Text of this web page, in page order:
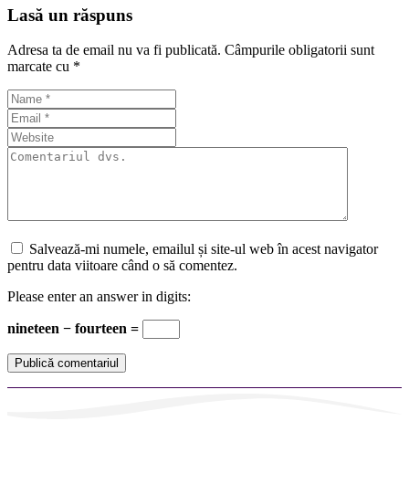
Lasă un răspuns
Adresa ta de email nu va fi publicată. Câmpurile obligatorii sunt
marcate cu *
Salvează-mi numele, emailul și site-ul web în acest navigator
pentru data viitoare când o să comentez.
Please enter an answer in digits:
nineteen − fourteen =